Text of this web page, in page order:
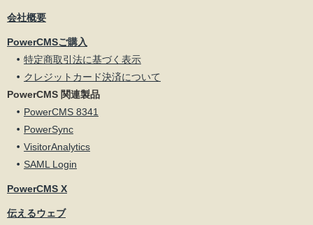
会社概要
PowerCMSご購入
特定商取引法に基づく表示
クレジットカード決済について
PowerCMS 関連製品
PowerCMS 8341
PowerSync
VisitorAnalytics
SAML Login
PowerCMS X
伝えるウェブ